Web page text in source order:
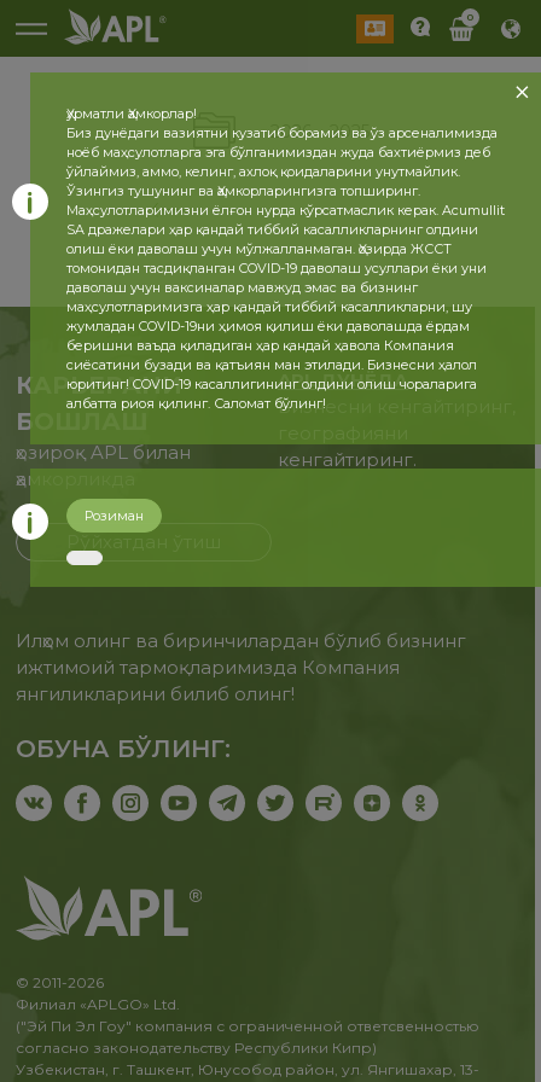
0
2026 2025
КАРЬЕРАНИ
БОШЛАШ
ҳозироқ APL билан
ҳамкорликда
APL ДУНЁДА
Бизнесни кенгайтиринг,
кенгайтиринг.
Илҳом олинг ва биринчилардан бўлиб бизнинг
ижтимоий тармоқларимизда Компания
янгиликларини билиб олинг!
ОБУНА БЎЛИНГ:
© 2011-2026
Филиал «APLGO» Ltd.
("Эй Пи Эл Гоу" компания с ограниченной ответсвенностью
согласно законодательству Республики Кипр)
Узбекистан, г. Ташкент, Юнусобод район, ул. Янгишахар, 13-
Ҳурматли Ҳамкорлар!
Биз дунёдаги вазиятни кузатиб борамиз ва ўз арсеналимизда
ноёб маҳсулотларга эга бўлганимиздан жуда бахтиёрмиз деб
ўйлаймиз, аммо, келинг, ахлоқ қоидаларини унутмайлик.
Ўзингиз тушунинг ва Ҳамкорларингизга топширинг.
Маҳсулотларимизни ёлғон нурда кўрсатмаслик керак. Acumullit
SA дражелари ҳар қандай тиббий касалликларнинг олдини
олиш ёки даволаш учун мўлжалланмаган. Ҳозирда ЖССТ
томонидан тасдиқланган COVID-19 даволаш усуллари ёки уни
даволаш учун ваксиналар мавжуд эмас ва бизнинг
маҳсулотларимизга ҳар қандай тиббий касалликларни, шу
жумладан COVID-19ни ҳимоя қилиш ёки даволашда ёрдам
беришни ваъда қиладиган ҳар қандай ҳавола Компания
сиёсатини бузади ва қатъиян ман этилади. Бизнесни ҳалол
юритинг! COVID-19 касаллигининг олдини олиш чораларига
албатта риоя қилинг. Саломат бўлинг!
Розиман